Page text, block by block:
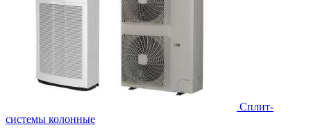
Cплит-
системы колонные